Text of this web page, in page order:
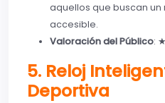
aquellos que buscan
accesible.
Valoración del Público:
5. Reloj
Deportiva